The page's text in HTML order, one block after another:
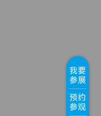
我要
参展
预约
参观